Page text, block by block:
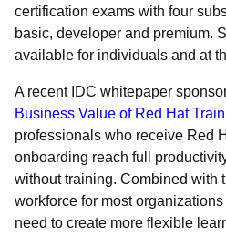
certification exams with four
basic, developer and premium.
available for individuals and at
A recent IDC whitepaper
Business Value of Red Hat
professionals who receive Red
onboarding reach full
without training. Combined with
workforce for most
need to create more flexible